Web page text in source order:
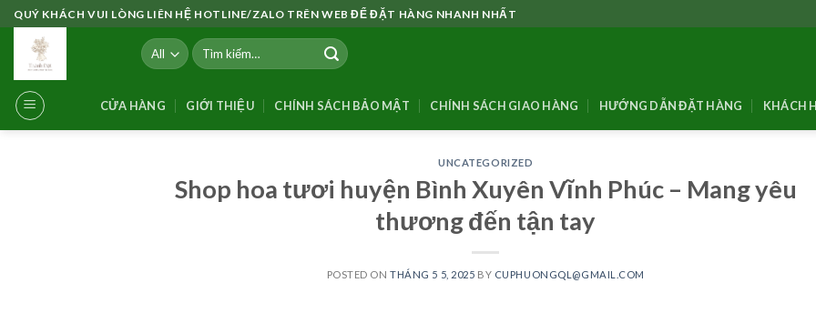
Skip
to
content
QUÝ KHÁCH VUI LÒNG LIÊN HỆ HOTLINE/ZALO TRÊN WEB ĐỂ ĐẶT HÀNG NHANH NHẤT
Tìm
kiếm:
CỬA HÀNG GIỚI THIỆU CHÍNH SÁCH BẢO MẬT CHÍNH SÁCH GIAO HÀNG HƯỚNG DẪN ĐẶT HÀNG KHÁCH
UNCATEGORIZED
Shop hoa tươi huyện Bình Xuyên Vĩnh Phúc – Mang yêu
thương đến tận tay
POSTED ONTHÁNG 5 5, 2025 BY CUPHUONGQL@GMAIL.COM